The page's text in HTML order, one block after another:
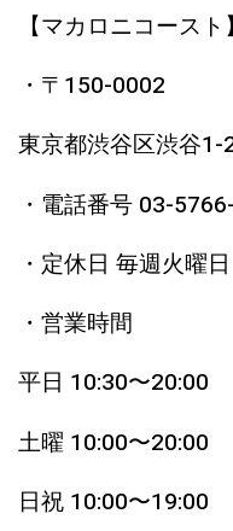
【マカロニコースト】
・〒150-0002
東京都渋谷区渋谷1-
・電話番号 03-
・定休日 毎週火曜日
・営業時間
平日 10:30〜20:00
土曜 10:00〜20:00
日祝 10:00〜19:00